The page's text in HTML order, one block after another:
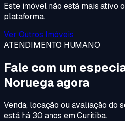
Este imóvel não está mais ativo
plataforma.
Ver Outros Imóveis
ATENDIMENTO HUMANO
Fale com um
Noruega agora
Venda, locação ou avaliação do
está há 30 anos em Curitiba.